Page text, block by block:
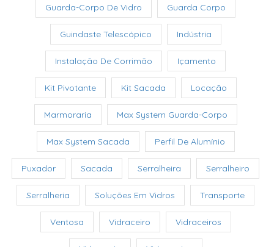
Guarda-Corpo De Vidro Guarda Corpo
Guindaste Telescópico Indústria
Instalação De Corrimão Içamento
Kit Pivotante Kit Sacada Locação
Marmoraria Max System Guarda-Corpo
Max System Sacada Perfil De Alumínio
Puxador Sacada Serralheira Serralheiro
Serralheria Soluções Em Vidros Transporte
Ventosa Vidraceiro Vidraceiros